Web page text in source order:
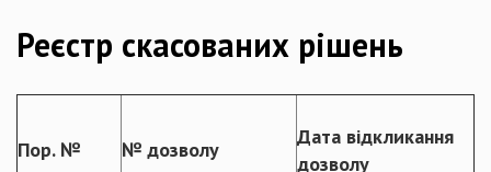
Реєстр скасованих рішень
Пор. № № дозволу
Дата відкликання
дозволу